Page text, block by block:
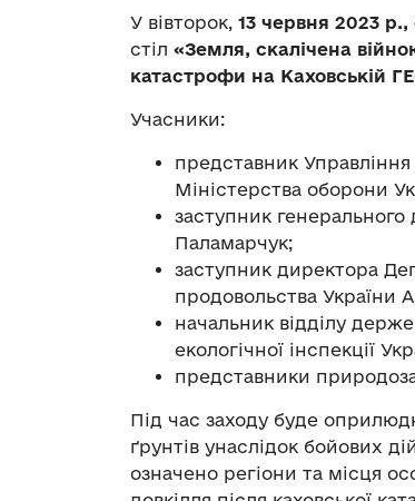
У вівторок, 13 червня 2023 р.,
стіл «Земля, скалічена
катастрофи на Каховській
Учасники:
представник Управління
Міністерства оборони
заступник генерального
Паламарчук;
заступник директора
продовольства України
начальник відділу
екологічної інспекції
представники
Під час заходу буде
ґрунтів унаслідок бойових
означено регіони та місця